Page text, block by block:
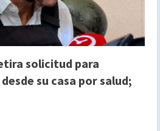
solicitud para
su casa por salud;